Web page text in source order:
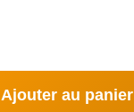
Ajouter au panier